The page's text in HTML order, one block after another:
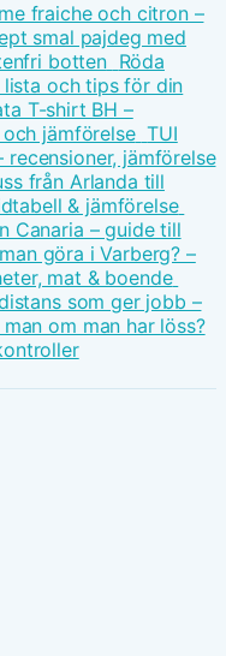
fraiche och citron –
smal pajdeg med
botten Röda
och tips för din
T-shirt BH –
jämförelse TUI
recensioner, jämförelse
från Arlanda till
& jämförelse
Canaria – guide till
göra i Varberg? –
mat & boende
som ger jobb –
om man har löss?